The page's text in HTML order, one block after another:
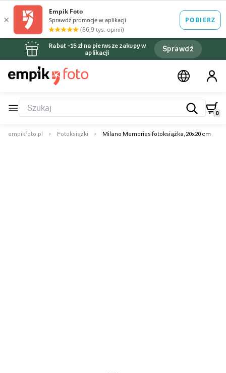
Rabat –15 zł na pierwsze zakupy w
aplikacji
Sprawdź
0
empikfoto.pl Fotoksiążki Milano Memories fotoksiążka, 20x20 cm